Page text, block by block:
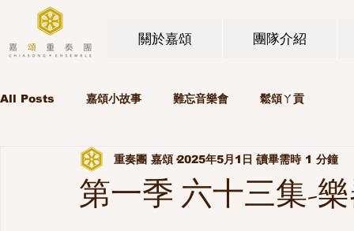
關於嘉頌 團隊介紹
All Posts 嘉頌小故事 難忘音樂會 鬆頌ㄚ貢
第一季 六十三集-
重奏團 嘉頌 2025年5月1日 讀畢需時 1 分鐘